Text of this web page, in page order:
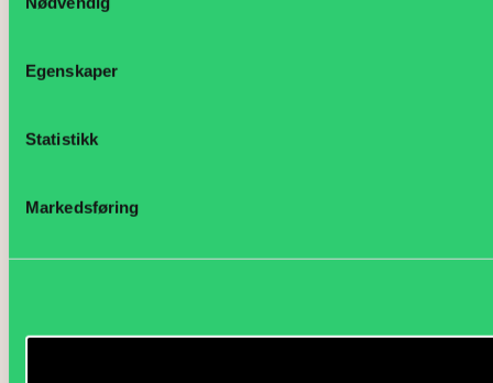
Egenskaper
Statistikk
Markedsføring